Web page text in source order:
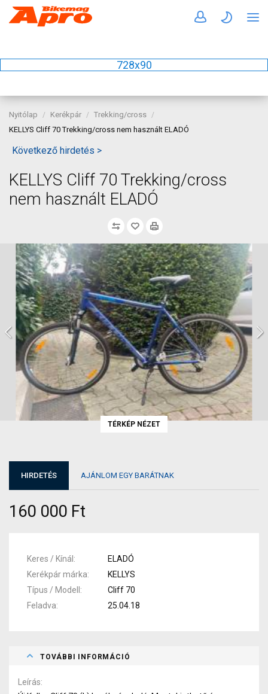
728x90
Nyitólap Kerékpár
Trekking/cross
KELLYS Cliff 70 Trekking/cross nem használt ELADÓ
Következő hirdetés >
KELLYS Cliff 70 Trekking/cross
nem használt ELADÓ
TÉRKÉP NÉZET
HIRDETÉS AJÁNLOM EGY BARÁTNAK
160 000 Ft
Keres / Kínál
ELADÓ
Kerékpár márka
KELLYS
Típus / Modell
Cliff 70
Feladva
25.04.18
TOVÁBBI INFORMÁCIÓ
Leírás